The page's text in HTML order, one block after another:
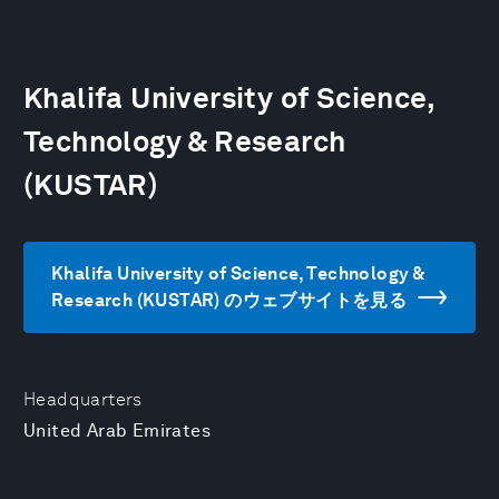
Headquarters
United Arab Emirates
Khalifa University of Science,
Technology & Research
(KUSTAR)
Khalifa University of Science, Technology &
Research (KUSTAR) のウェブサイトを見る